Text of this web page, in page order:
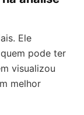
Ele
pode ter
visualizou
melhor